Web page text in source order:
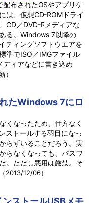
配布されたOSやアプリケ
は、仮想CD-ROMドライ
CD／DVD-Rメディアな
る。Windows 7以降の
ティングソフトウエアを
準でISO／IMGファイル
ディアなどに書き込め
）
たWindows 7にロ
くなったため、仕方なく
ストールする羽目になっ
らずいることだろう。実
らなくなっても、パスワ
。ただし悪用は厳禁。そ
（2013/12/06）
ストールUSBメモ